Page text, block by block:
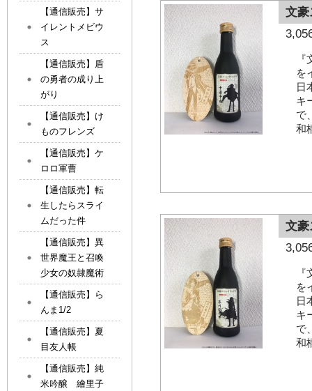
文豪
を
日
キ
で
和
文豪
を
日
キ
で
和
【通信販売】サ
イレントメビウ
ス
【通信販売】盾
の勇者の成り上
がり
【通信販売】け
ものフレンズ
【通信販売】ケ
ロロ軍曹
【通信販売】転
生したらスライ
ムだった件
【通信販売】異
世界魔王と召喚
少女の奴隷魔術
【通信販売】ら
んま1/2
【通信販売】夏
目友人帳
【通信販売】純
米吟醸 繪里子